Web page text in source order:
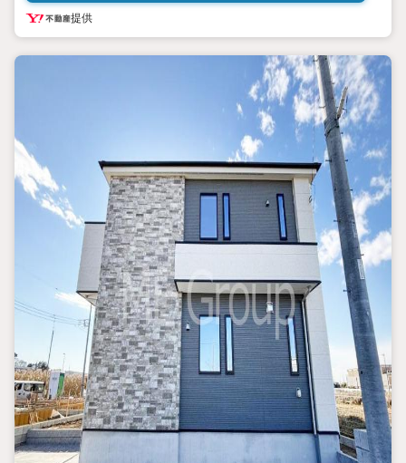
・デザイナーズハウス全棟完成しております！いつでもご見学い
ただけます
・JR武蔵野線「船橋法典」駅徒歩23分利用可能な生活環境が整って
いる立地です
・前面道路は車通りの少ない安心安全な住環境です
・玄関を開けると広々ホールが気持ちいい空間＋広々土間収納付
・各お部屋の広さは十分に確保しており、ウォークインクローゼ
・1階リビングフロアは20帖超えの家具の配置がしやすい広々空
間＋リビング上部吹き抜け天井採用で開放感アップ
・食洗器付きシステムキッチンやリビング床暖房2面設置、浴室乾
燥機など住宅設備は充実
・頭金0円からご購入が可能です
・月々11万円台のお支払いで大型4LDK2階建てにお住まいいただ
提供